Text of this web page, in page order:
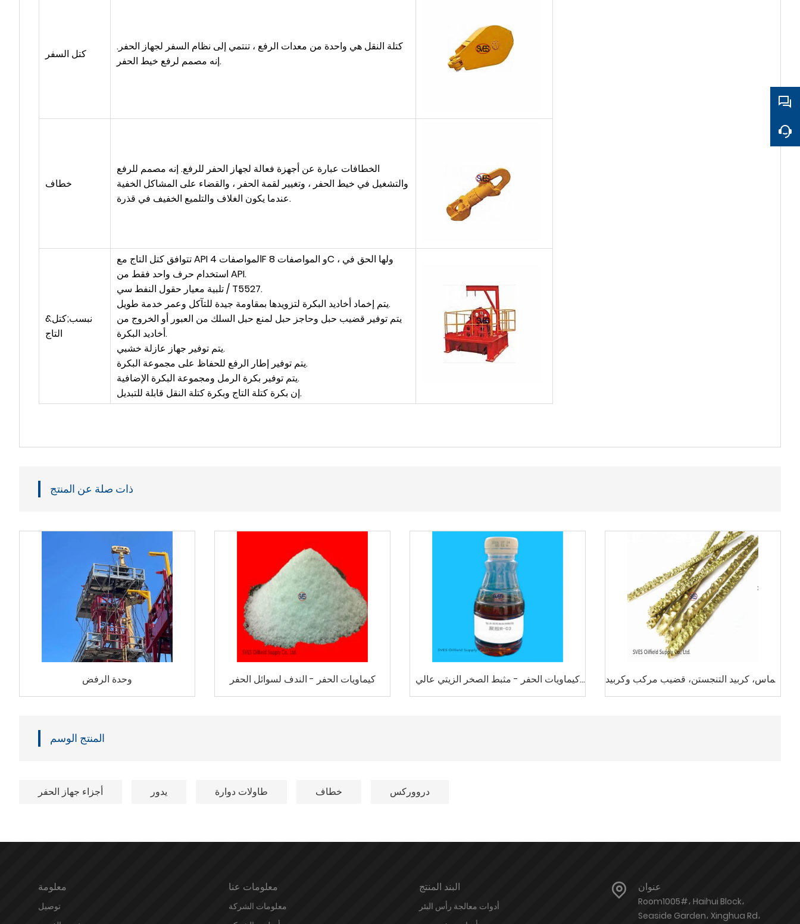
كتل السفر
كتلة النقل هي واحدة من معدات الرفع ، تنتمي إلى نظام السفر لجهاز الحفر.
إنه مصمم لرفع خيط الحفر.
خطاف
الخطافات عبارة عن أجهزة فعالة لجهاز الحفر للرفع. إنه مصمم للرفع
والتشغيل في خيط الحفر ، وتغيير لقمة الحفر ، والقضاء على المشاكل الخفية
عندما يكون الغلاف والتلميع الخفيف في قذرة.
&نبسب;كتل
التاج
تتوافق كتل التاج مع API المواصفات 4F و المواصفات 8C ، ولها الحق في
استخدام حرف واحد فقط من API.
تلبية معيار حقول النفط سي / T5527.
يتم إخماد أخاديد البكرة لتزويدها بمقاومة جيدة للتآكل وعمر خدمة طويل.
يتم توفير قضيب حبل وحاجز حبل لمنع حبل السلك من العبور أو الخروج من
أخاديد البكرة.
يتم توفير جهاز عازلة خشبي.
يتم توفير إطار الرفع للحفاظ على مجموعة البكرة.
يتم توفير بكرة الرمل ومجموعة البكرة الإضافية.
إن بكرة كتلة التاج وبكرة كتلة النقل قابلة للتبديل.
ذات صلة عن المنتج
وحدة الرفض كيماويات الحفر - الندف لسوائل الحفر
كيماويات الحفر - مثبط الصخر الزيتي عالي
الأداء وما إلى ذلك
الماس، كربيد التنجستن، قضيب مركب وكربيد
التنجستن غير المغناطيسي
المنتج الوسم
أجزاء جهاز الحفر يدور طاولات دوارة خطاف درووركس
معلومة
توصيل
معلومات عنا
معلومات الشركة
البند المنتج
أدوات معالجة رأس البئر
عنوان
Room1005#، Haihui Block،
Seaside Garden، Xinghua Rd،